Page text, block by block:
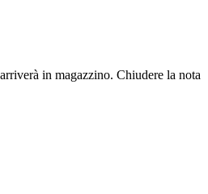
in magazzino. Chiudere la nota